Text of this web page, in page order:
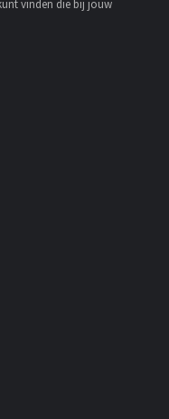
vinden die bij jouw